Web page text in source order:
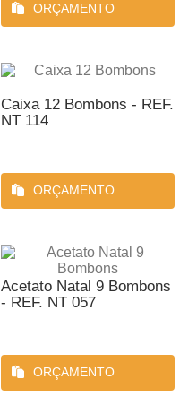
ORÇAMENTO
Caixa 12 Bombons - REF.
NT 114
ORÇAMENTO
Acetato Natal 9 Bombons
- REF. NT 057
ORÇAMENTO